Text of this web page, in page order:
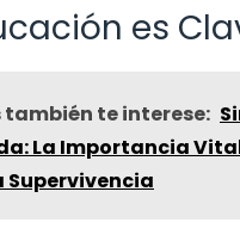
es
también te interese:
La Importancia
Supervivencia